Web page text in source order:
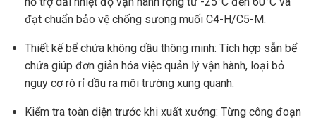
đạt chuẩn bảo vệ chống sương muối C4-H/C5-M.
Thiết kế bể chứa không dầu thông minh: Tích hợp sẵn bể
chứa giúp đơn giản hóa việc quản lý vận hành, loại bỏ
nguy cơ rò rỉ dầu ra môi trường xung quanh.
Kiểm tra toàn diện trước khi xuất xưởng: Từng công đoạn